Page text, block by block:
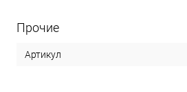
Прочие
Артикул